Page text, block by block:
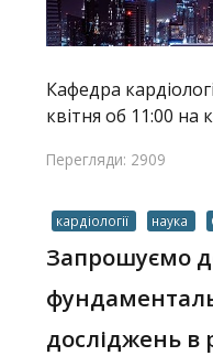
Кафедра
квітня об 11:00 на
Перегляди: 2909
кардіології наука
Запрошуємо
досліджень в